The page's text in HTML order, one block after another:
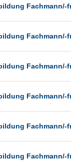
Heilbronn
Hermsdorf
Hildesheim
Ingolstadt
Kassel
Landau
Fachmann/-
Fachmann/-
Fachmann/-
Fachmann/-
Fachmann/-
Fachmann/-